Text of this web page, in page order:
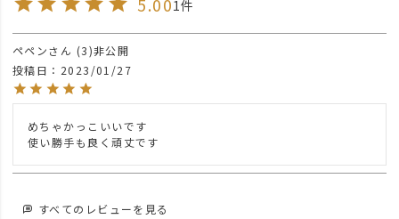
1
ペペン 3 非公開
投稿日
2023/01/27
めちゃかっこいいです
使い勝手も良く頑丈です
すべてのレビューを見る